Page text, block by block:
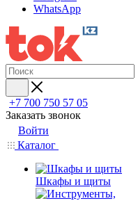
WhatsApp
+7 700 750 57 05
Заказать звонок
Войти
Каталог
Шкафы и щиты